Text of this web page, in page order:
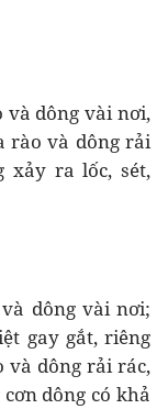
và dông vài nơi,
rào và dông rải
xảy ra lốc, sét,
dông vài nơi;
gay gắt, riêng
và dông rải rác,
dông có khả